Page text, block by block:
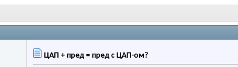
ЦАП + пред = пред с ЦАП-ом?